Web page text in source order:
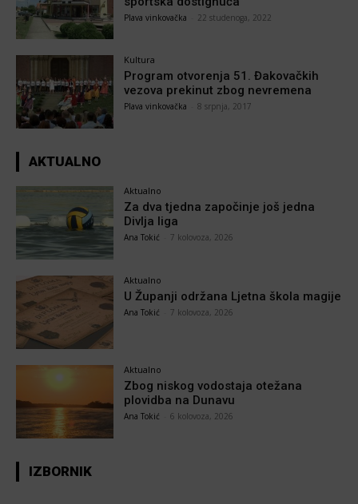
Plava vinkovačka 22 studenoga, 2022
Kultura
Program otvorenja 51. Đakovačkih
vezova prekinut zbog nevremena
Plava vinkovačka 8 srpnja, 2017
AKTUALNO
Aktualno
Za dva tjedna započinje još jedna
Divlja liga
Ana Tokić 7 kolovoza, 2026
Aktualno
U Županji održana Ljetna škola magije
Ana Tokić 7 kolovoza, 2026
Aktualno
Zbog niskog vodostaja otežana
plovidba na Dunavu
Ana Tokić 6 kolovoza, 2026
IZBORNIK